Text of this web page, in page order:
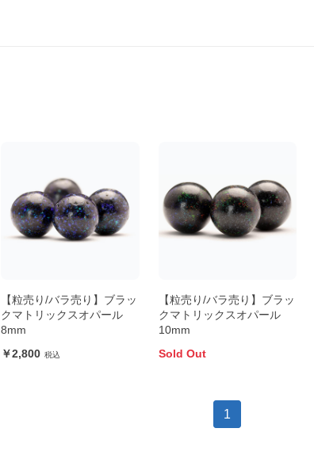
【粒売り/バラ売り】ブラッ
クマトリックスオパール
8mm
2,800
【粒売り/バラ売り】ブラッ
クマトリックスオパール
10mm
Sold Out
1